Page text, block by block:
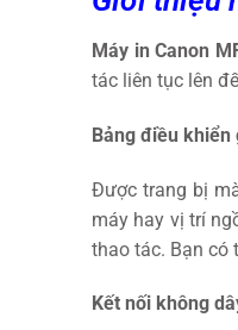
Máy in Canon
tác liên tục lên
Bảng điều khiển
Được trang bị
máy hay vị trí
thao tác. Bạn có
Kết nối không